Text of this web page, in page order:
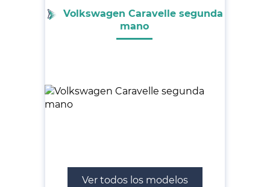
Volkswagen Caravelle segunda
mano
Ver todos los modelos